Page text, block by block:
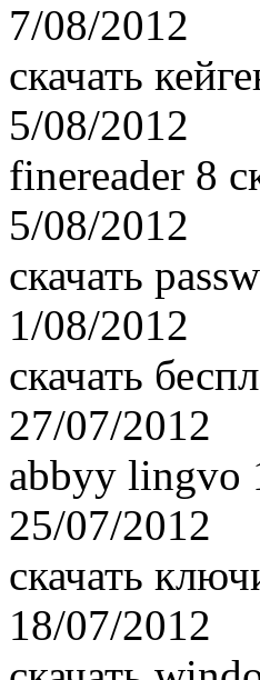
7/08/2012
скачать
5/08/2012
finereader 8
5/08/2012
скачать
1/08/2012
скачать
27/07/2012
abbyy lingvo
25/07/2012
скачать
18/07/2012